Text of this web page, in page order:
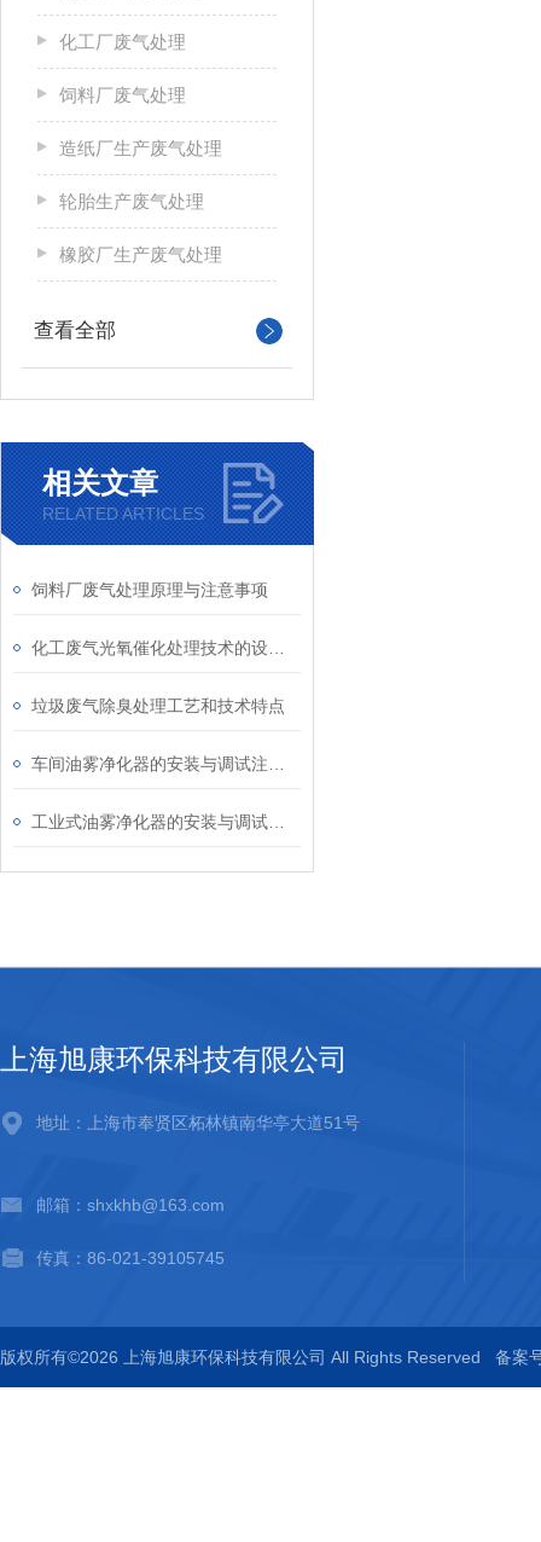
化工厂废气处理
饲料厂废气处理
造纸厂生产废气处理
轮胎生产废气处理
橡胶厂生产废气处理
查看全部
相关文章
RELATED ARTICLES
饲料厂废气处理原理与注意事项
垃圾废气除臭处理工艺和技术特点
上海旭康环保科技有限公司
地址：上海市奉贤区柘林镇南华亭大道51号
邮箱：shxkhb@163.com
传真：86-021-39105745
版权所有©2026 上海旭康环保科技有限公司 All Rights Reserved 备案